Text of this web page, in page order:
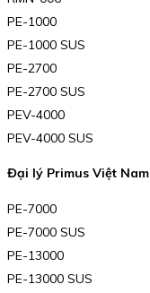
PE-1000
PE-1000 SUS
PE-2700
PE-2700 SUS
PEV-4000
PEV-4000 SUS
Đại lý Primus Việt Nam
PE-7000
PE-7000 SUS
PE-13000
PE-13000 SUS